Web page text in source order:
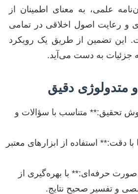
علمی، به معنای اطمینان از
و رعایت اصول اخلاقی در تمامی
این تضمین از طریق یک رویکرد
جزئیات به دست می‌آید.
متدولوژی دقیق
تحقیق:** متناسب با سؤالات و
دقت:** استفاده از ابزارهای معتبر
صورت حرفه‌ای:** با بهره‌گیری از
و تفسیر صحیح نتایج.